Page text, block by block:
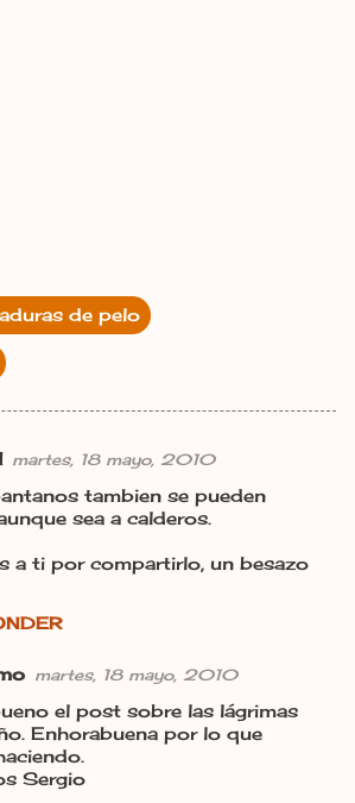
de pelo
martes, 18 mayo, 2010
tambien se pueden
sea a calderos.
a ti por compartirlo, un besazo
martes, 18 mayo, 2010
el post sobre las lágrimas
Enhorabuena por lo que
Sergio